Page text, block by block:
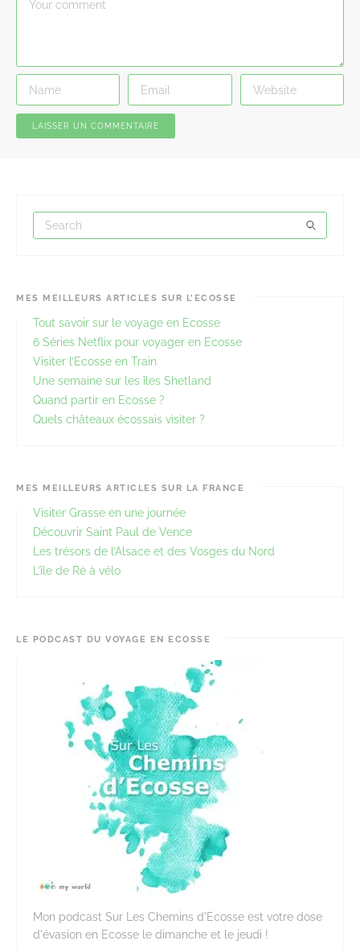
MES MEILLEURS ARTICLES SUR L’ECOSSE
Tout savoir sur le voyage en Ecosse
6 Séries Netflix pour voyager en Ecosse
Visiter l’Ecosse en Train
Une semaine sur les îles Shetland
Quand partir en Ecosse ?
Quels châteaux écossais visiter ?
MES MEILLEURS ARTICLES SUR LA FRANCE
Visiter Grasse en une journée
Découvrir Saint Paul de Vence
Les trésors de l’Alsace et des Vosges du Nord
L’île de Ré à vélo
LE PODCAST DU VOYAGE EN ECOSSE
Mon podcast Sur Les Chemins d'Ecosse est votre dose
d'évasion en Ecosse le dimanche et le jeudi !